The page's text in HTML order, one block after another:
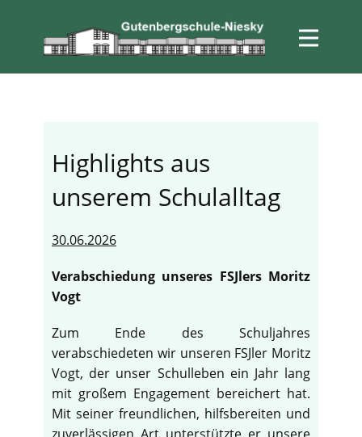
Highlights aus
unserem Schulalltag
30.06.2026
Verabschiedung unseres FSJlers Moritz
Vogt
Zum Ende des Schuljahres
verabschiedeten wir unseren FSJler Moritz
Vogt, der unser Schulleben ein Jahr lang
mit großem Engagement bereichert hat.
Mit seiner freundlichen, hilfsbereiten und